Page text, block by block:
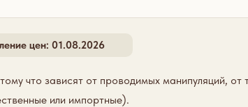
цен: 01.08.2026
что зависят от проводимых манипуляций, от
или импортные).